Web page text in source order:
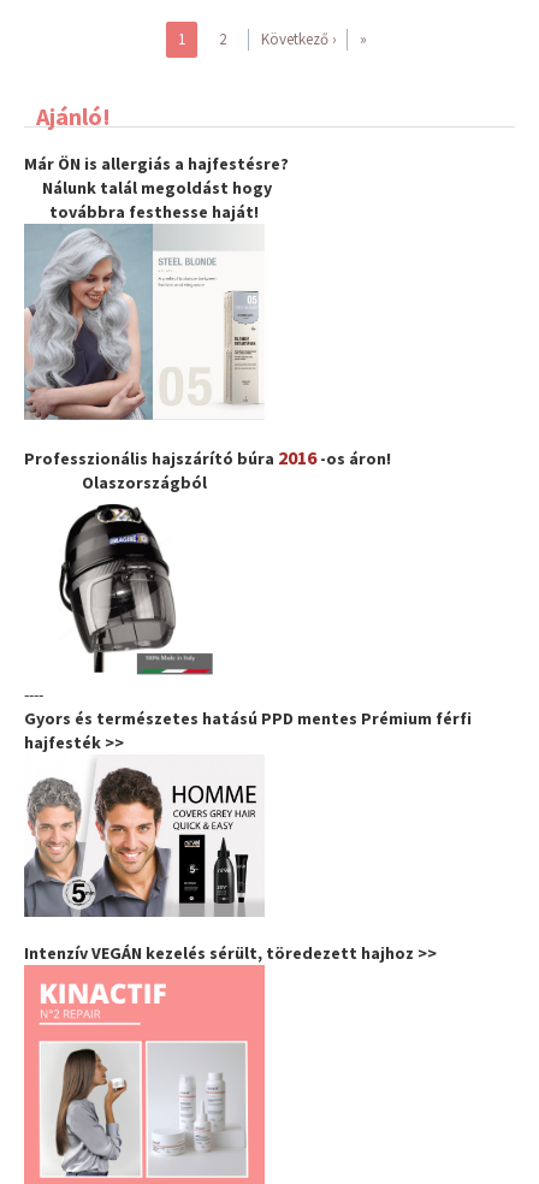
1 2 Következő › »
Ajánló!
Már ÖN is allergiás a hajfestésre?
Nálunk talál megoldást hogy
továbbra festhesse haját!
Professzionális hajszárító búra 2016-os áron!
Olaszországból
----
Gyors és természetes hatású PPD mentes Prémium férfi
hajfesték >>
Intenzív VEGÁN kezelés sérült, töredezett hajhoz >>